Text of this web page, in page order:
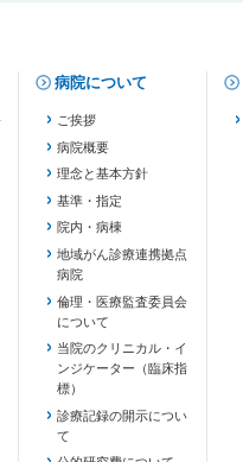
病院について
ご挨拶
病院概要
理念と基本方針
基準・指定
院内・病棟
地域がん診療連携拠点
病院
倫理・医療監査委員会
について
当院のクリニカル・イ
ンジケーター（臨床指
標）
診療記録の開示につい
て